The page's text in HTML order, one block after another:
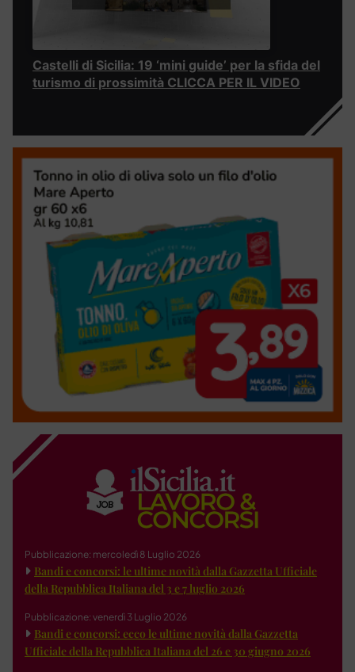
Castelli di Sicilia: 19 ‘mini guide’ per la sfida del
turismo di prossimità CLICCA PER IL VIDEO
Pubblicazione: mercoledì 8 Luglio 2026
Bandi e concorsi: le ultime novità dalla Gazzetta Ufficiale
della Repubblica Italiana del 3 e 7 luglio 2026
Pubblicazione: venerdì 3 Luglio 2026
Bandi e concorsi: ecco le ultime novità dalla Gazzetta
Ufficiale della Repubblica Italiana del 26 e 30 giugno 2026